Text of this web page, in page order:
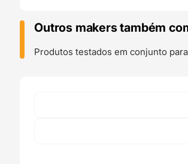
Transparent
Green
1kg
Outros makers também
Produtos testados em conjunto